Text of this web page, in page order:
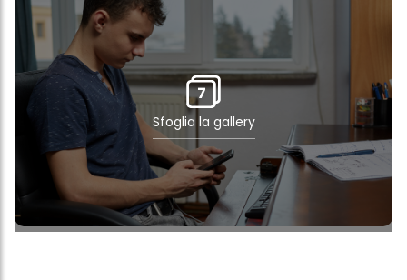
7
Sfoglia la gallery